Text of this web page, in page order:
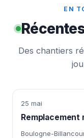
EN
Des chantiers
25 mai
Remplacement
Boulogne-